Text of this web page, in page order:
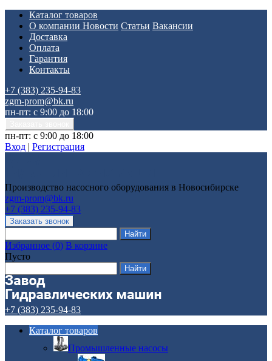
Каталог товаров
О компании Новости Статьи Вакансии
Доставка
Оплата
Гарантия
Контакты
+7 (383) 235-94-83
zgm-prom@bk.ru
пн-пт: с 9:00 до 18:00
пн-пт: с 9:00 до 18:00
Вход | Регистрация
Производство насосного оборудования в Новосибирске
zgm-prom@bk.ru
+7 (383) 235-94-83
Избранное (0) В корзине
Пусто
+7 (383) 235-94-83
Каталог товаров
Промышленные насосы